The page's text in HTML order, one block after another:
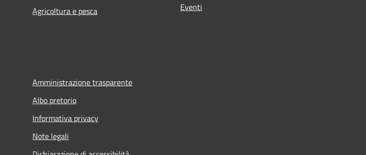
Agricoltura e pesca
Eventi
Amministrazione trasparente
Albo pretorio
Informativa privacy
Note legali